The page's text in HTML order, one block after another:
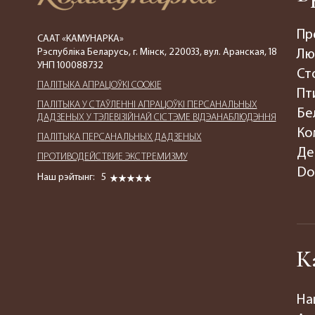
СААТ «КАМУНАРКА»
Рэспубліка Беларусь, г. Мінск, 220033, вул. Аранская, 18
УНП 100088732
ПАЛIТЫКА АПРАЦОЎКІ COOKIE
ПАЛIТЫКА У СТАЎЛЕННІ АПРАЦОЎКІ ПЕРСАНАЛЬНЫХ
ДАДЗЕНЫХ У ТЭЛЕВІЗІЙНАЙ СІСТЭМЕ ВІДЭАНАБЛЮДЭННЯ
ПАЛIТЫКА ПЕРСАНАЛЬНЫХ ДАДЗЕНЫХ
ПРОТИВОДЕЙСТВИЕ ЭКСТРЕМИЗМУ
Наш рэйтынг:
5